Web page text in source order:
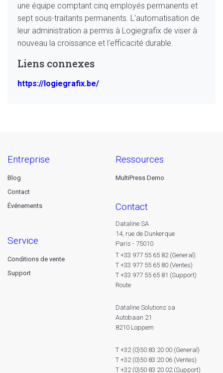
une équipe comptant cinq employés permanents et
sept sous-traitants permanents. L'automatisation de
leur administration a permis à Logiegrafix de viser à
nouveau la croissance et l'efficacité durable.
Liens connexes
https://logiegrafix.be/
entreprise
Blog
Contact
Événements
service
Conditions de vente
Support
ressources
MultiPress Demo
contact
Dataline SA
14, rue de Dunkerque
Paris - 75010
T +33 977 55 65 82 (General)
T +33 977 55 65 80 (Ventes)
T +33 977 55 65 81 (Support)
Route
Dataline Solutions sa
Autobaan 21
8210 Loppem
T +32 (0)50 83 20 00 (General)
T +32 (0)50 83 20 06 (Ventes)
T +32 (0)50 83 20 02 (Support)